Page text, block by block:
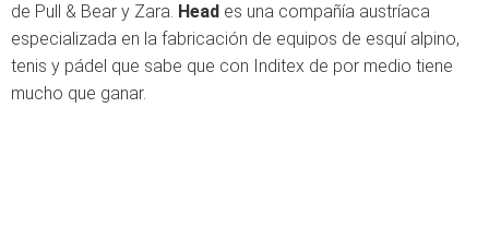
de Pull & Bear y Zara. Head es una compañía austríaca
especializada en la fabricación de equipos de esquí alpino,
tenis y pádel que sabe que con Inditex de por medio tiene
mucho que ganar.